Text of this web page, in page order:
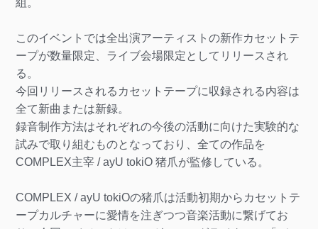
このイベントでは全出演アーティストの新作カセットテ
ープが数量限定、ライブ会場限定としてリリースされ
る。
今回リリースされるカセットテープに収録される内容は
全て新曲または新録。
録音制作方法はそれぞれの今後の活動に向けた実験的な
試みで取り組むものとなっており、全ての作品を
COMPLEX主宰 / ayU tokiO 猪爪が監修している。
COMPLEX / ayU tokiOの猪爪は活動初期からカセットテ
ープカルチャーに愛情を注ぎつつ音楽活動に繋げてお